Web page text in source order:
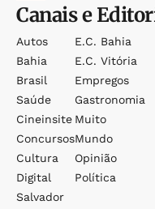
Canais e
Autos
Bahia
Brasil
Saúde
Cineinsite
Concursos
Cultura
Digital
Salvador
E.c. Bahia
E.c. Vitória
Empregos
Gastronomia
Muito
Mundo
Opinião
Política